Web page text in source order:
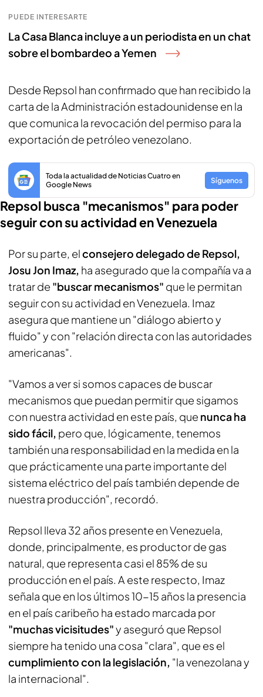
PUEDE INTERESARTE
La Casa Blanca incluye a un periodista en un chat
sobre el bombardeo a Yemen
Desde Repsol han confirmado que han recibido la
carta de la Administración estadounidense en la
que comunica la revocación del permiso para la
exportación de petróleo venezolano.
Toda la actualidad de Noticias Cuatro en
Google News
Síguenos
Repsol busca "mecanismos" para poder
seguir con su actividad en Venezuela
Por su parte, elconsejero delegado de Repsol,
Josu Jon Imaz, ha asegurado que la compañía va a
tratar de "buscar mecanismos" que le permitan
seguir con su actividad en Venezuela. Imaz
asegura que mantiene un "diálogo abierto y
fluido" y con "relación directa con las autoridades
americanas".
"Vamos a ver si somos capaces de buscar
mecanismos que puedan permitir que sigamos
con nuestra actividad en este país, que nunca ha
sido fácil, pero que, lógicamente, tenemos
también una responsabilidad en la medida en la
que prácticamente una parte importante del
sistema eléctrico del país también depende de
nuestra producción", recordó.
Repsol lleva 32 años presente en Venezuela,
donde, principalmente, es productor de gas
natural, que representa casi el 85% de su
producción en el país. A este respecto, Imaz
señala que en los últimos 10-15 años la presencia
en el país caribeño ha estado marcada por
"muchas vicisitudes"y aseguró que Repsol
siempre ha tenido una cosa "clara", que es el
cumplimiento con la legislación, "la venezolana y
la internacional".